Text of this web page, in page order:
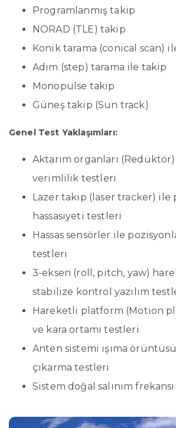
Programlanmış takip
NORAD (TLE) takip
Konik tarama (conical scan)
Adım (step) tarama ile takip
Monopulse takip
Güneş takip (Sun track)
Genel Test Yaklaşımları:
Aktarım organları
verimlilik testleri
Lazer takip (laser tracker) ile
hassasiyeti testleri
Hassas sensörler ile
testleri
3-eksen (roll, pitch, yaw)
stabilize kontrol yazılım
Hareketli platform (Motion
ve kara ortamı testleri
Anten sistemi ışıma
çıkarma testleri
Sistem doğal salınım